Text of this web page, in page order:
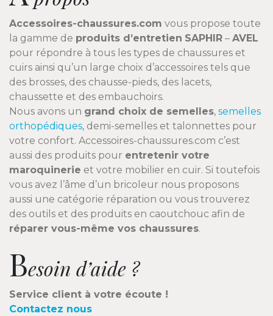
Accessoires-chaussures.com vous propose toute
la gamme de produits d’entretien SAPHIR – AVEL
pour répondre à tous les types de chaussures et
cuirs ainsi qu’un large choix d’accessoires tels que
des brosses, des chausse-pieds, des lacets,
chaussette et des embauchoirs.
Nous avons un grand choix de semelles, semelles
orthopédiques, demi-semelles et talonnettes pour
votre confort. Accessoires-chaussures.com c’est
aussi des produits pour entretenir votre
maroquinerie et votre mobilier en cuir. Si toutefois
vous avez l’âme d’un bricoleur nous proposons
aussi une catégorie réparation ou vous trouverez
des outils et des produits en caoutchouc afin de
réparer vous-même vos chaussures.
Besoin d’aide ?
Service client à votre écoute !
Contactez nous